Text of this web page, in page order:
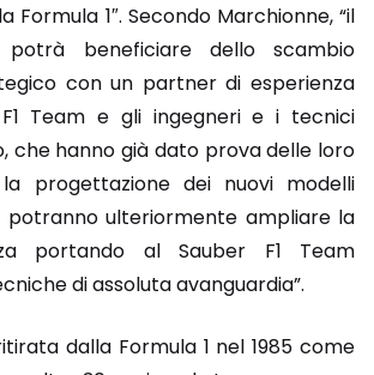
Formula 1″. Secondo Marchionne, “il
beneficiare dello scambio
con un partner di esperienza
Team e gli ingegneri e i tecnici
che hanno già dato prova delle loro
progettazione dei nuovi modelli
potranno ulteriormente ampliare la
portando al Sauber F1 Team
di assoluta avanguardia”.
dalla Formula 1 nel 1985 come